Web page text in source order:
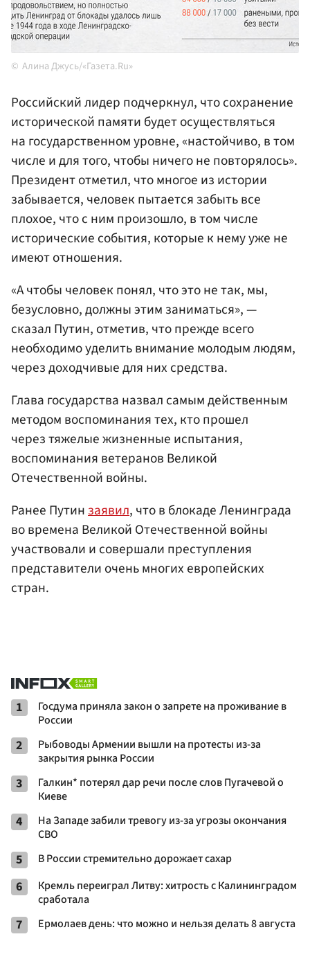
Алина Джусь/«Газета.Ru»
Российский лидер подчеркнул, что сохранение
исторической памяти будет осуществляться
на государственном уровне, «настойчиво, в том
числе и для того, чтобы ничего не повторялось».
Президент отметил, что многое из истории
забывается, человек пытается забыть все
плохое, что с ним произошло, в том числе
исторические события, которые к нему уже не
имеют отношения.
«А чтобы человек понял, что это не так, мы,
безусловно, должны этим заниматься», —
сказал Путин, отметив, что прежде всего
необходимо уделить внимание молодым людям,
через доходчивые для них средства.
Глава государства назвал самым действенным
методом воспоминания тех, кто прошел
через тяжелые жизненные испытания,
воспоминания ветеранов Великой
Отечественной войны.
Ранее Путинзаявил, что в блокаде Ленинграда
во времена Великой Отечественной войны
участвовали и совершали преступления
представители очень многих европейских
стран.
1
Госдума приняла закон о запрете на проживание в
России
2
Рыбоводы Армении вышли на протесты из-за
закрытия рынка России
3
Галкин* потерял дар речи после слов Пугачевой о
Киеве
4
На Западе забили тревогу из-за угрозы окончания
СВО
5 В России стремительно дорожает сахар
6
Кремль переиграл Литву: хитрость с Калининградом
сработала
7 Ермолаев день: что можно и нельзя делать 8 августа